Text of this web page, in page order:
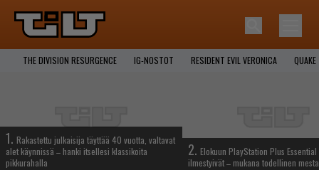
THE DIVISION RESURGENCE IG-NOSTOT RESIDENT EVIL VERONICA QUAKE
1. Rakastettu julkaisija täyttää 40 vuotta, valtavat
alet käynnissä – hanki itsellesi klassikoita
pikkurahalla
2. Elokuun PlayStation Plus
ilmestyivät – mukana todellinen